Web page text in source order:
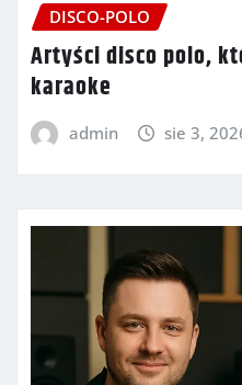
DISCO-POLO
Artyści disco polo,
karaoke
admin sie 3,